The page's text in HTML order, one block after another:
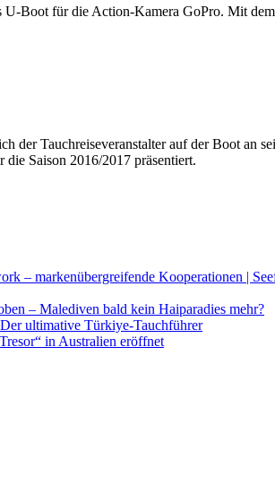
Boot für die Action-Kamera GoPro. Mit
der Tauchreiseveranstalter auf der Boot
Saison 2016/2017 präsentiert.
– markenübergreifende Kooperationen |
– Malediven bald kein Haiparadies mehr?
ultimative Türkiye-Tauchführer
in Australien eröffnet